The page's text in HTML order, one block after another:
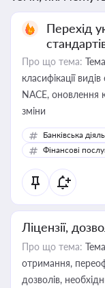
Перехід
Про що тема:
класифікації
NACE, оновлення
зміни
Банківська
Фінансові
Ліцензії,
Про що тема:
отримання,
дозволів,